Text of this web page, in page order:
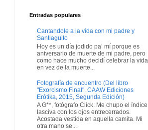
Entradas populares
Cantandole a la vida con mi padre y
Santiaguito
Hoy es un día jodido pa’ mí porque es
aniversario de muerte de mi padre, pero
como hace mucho decidí celebrar la vida
en vez de la muerte...
Fotografía de encuentro (Del libro
"Exorcismo Final". CAAW Ediciones
Erótika, 2015, Segunda Edición)
A G**, fotógrafo Click. Me chupo el índice
lasciva con los ojos entrecerrados.
Acostada vestida en aquella camita. Mi
otra mano se...